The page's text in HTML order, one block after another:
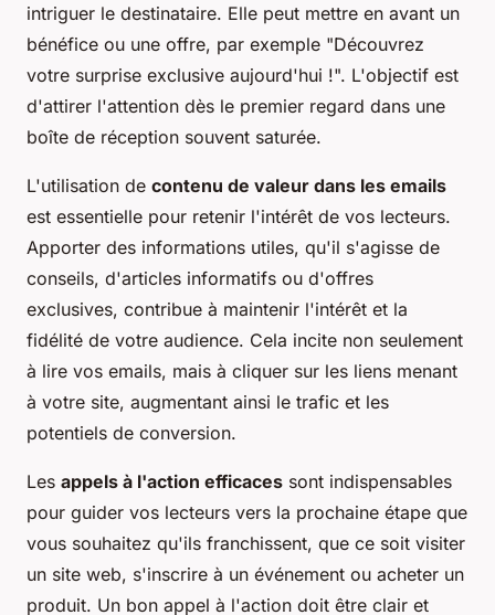
intriguer le destinataire. Elle peut mettre en avant un
bénéfice ou une offre, par exemple "Découvrez
votre surprise exclusive aujourd'hui !". L'objectif est
d'attirer l'attention dès le premier regard dans une
boîte de réception souvent saturée.
L'utilisation de contenu de valeur dans les emails
est essentielle pour retenir l'intérêt de vos lecteurs.
Apporter des informations utiles, qu'il s'agisse de
conseils, d'articles informatifs ou d'offres
exclusives, contribue à maintenir l'intérêt et la
fidélité de votre audience. Cela incite non seulement
à lire vos emails, mais à cliquer sur les liens menant
à votre site, augmentant ainsi le trafic et les
potentiels de conversion.
Les appels à l'action efficaces sont indispensables
pour guider vos lecteurs vers la prochaine étape que
vous souhaitez qu'ils franchissent, que ce soit visiter
un site web, s'inscrire à un événement ou acheter un
produit. Un bon appel à l'action doit être clair et